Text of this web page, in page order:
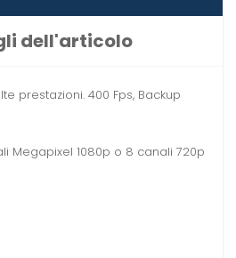
dell'articolo
prestazioni. 400 Fps, Backup
Megapixel 1080p o 8 canali 720p